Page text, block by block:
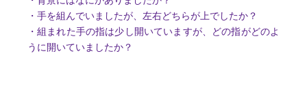
・手を組んでいましたが、左右どちらが上でしたか？
・組まれた手の指は少し開いていますが、どの指がどのよ
うに開いていましたか？